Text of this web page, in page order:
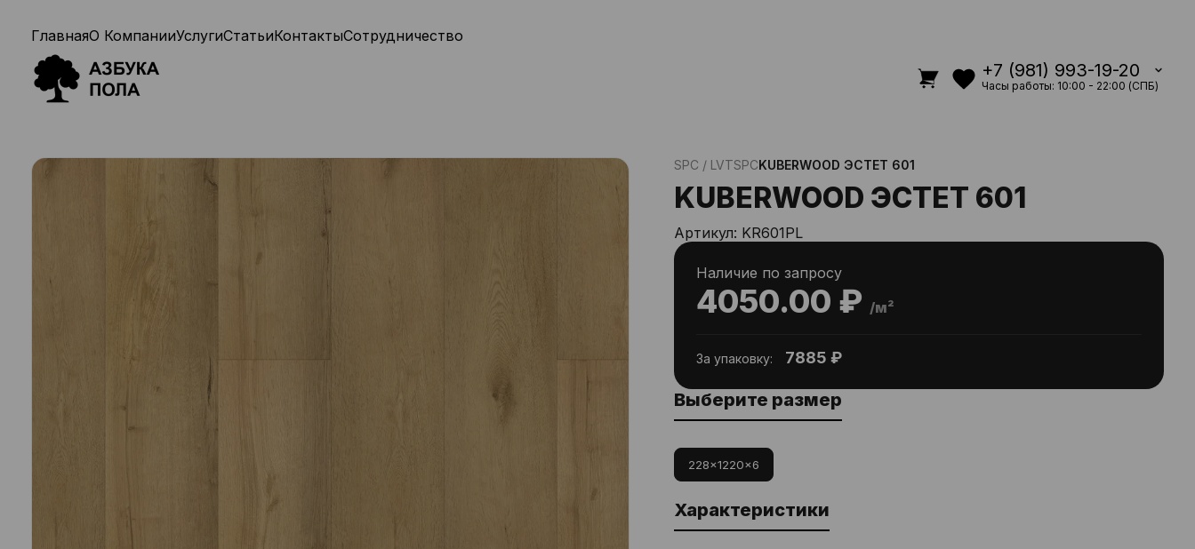
+7 (981) 993-19-20
Часы работы: 10:00 - 22:00 (СПБ)
ГлавнаяО КомпанииУслугиСтатьиКонтактыСотрудничество
SPC / LVTSPCKUBERWOOD ЭСТЕТ 601
KUBERWOOD ЭСТЕТ 601
Артикул: KR601PL
4050.00 ₽ /м²
Наличие по запросу
За упаковку: 7885 ₽
Выберите размер
228x1220x6
Характеристики